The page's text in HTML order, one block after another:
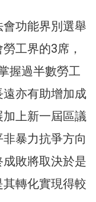
功能界別選舉
工界的3席，
握過半數勞工
亦有助增加成
上新一屆區議
暴力抗爭方向
敗將取決於是
轉化實現得較